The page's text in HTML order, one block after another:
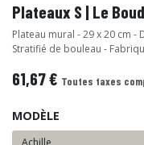
Plateaux S | Le
Plateau mural - 29 x 20 cm -
Stratifié de bouleau -
61,67€ Toutes taxes
MODÈLE